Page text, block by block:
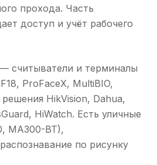
прохода. Часть
доступ и учёт рабочего
считыватели и терминалы
ProFaceX, MultiBIO,
HikVision, Dahua,
HiWatch. Есть уличные
MA300-BT),
по рисунку